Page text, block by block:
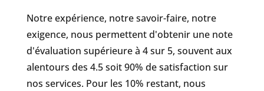
Notre expérience, notre savoir-faire, notre
exigence, nous permettent d'obtenir une note
d'évaluation supérieure à 4 sur 5, souvent aux
alentours des 4.5 soit 90% de satisfaction sur
nos services. Pour les 10% restant, nous